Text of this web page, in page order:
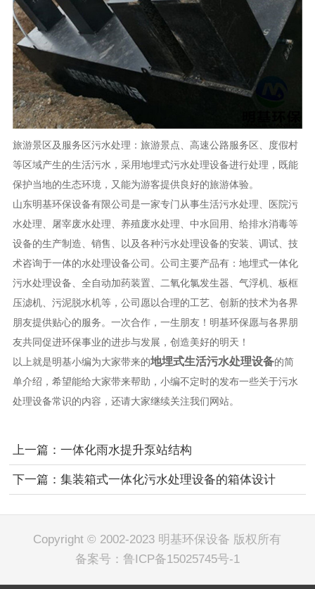
旅游景区及服务区污水处理：旅游景点、高速公路服务区、度假村
等区域产生的生活污水，采用地埋式污水处理设备进行处理，既能
保护当地的生态环境，又能为游客提供良好的旅游体验。
山东明基环保设备有限公司是一家专门从事生活污水处理、医院污
水处理、屠宰废水处理、养殖废水处理、中水回用、给排水消毒等
设备的生产制造、销售、以及各种污水处理设备的安装、调试、技
术咨询于一体的水处理设备公司。公司主要产品有：地埋式一体化
污水处理设备、全自动加药装置、二氧化氯发生器、气浮机、板框
压滤机、污泥脱水机等，公司愿以合理的工艺、创新的技术为各界
朋友提供贴心的服务。一次合作，一生朋友！明基环保愿与各界朋
友共同促进环保事业的进步与发展，创造美好的明天！
以上就是明基小编为大家带来的地埋式生活污水处理设备的简
单介绍，希望能给大家带来帮助，小编不定时的发布一些关于污水
处理设备常识的内容，还请大家继续关注我们网站。
上一篇：一体化雨水提升泵站结构
下一篇：集装箱式一体化污水处理设备的箱体设计
Copyright © 2002-2023 明基环保设备 版权所有
备案号： 鲁ICP备15025745号-1